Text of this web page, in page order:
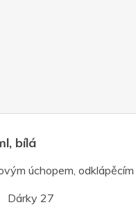
bílá
úchopem,
Dárky 27